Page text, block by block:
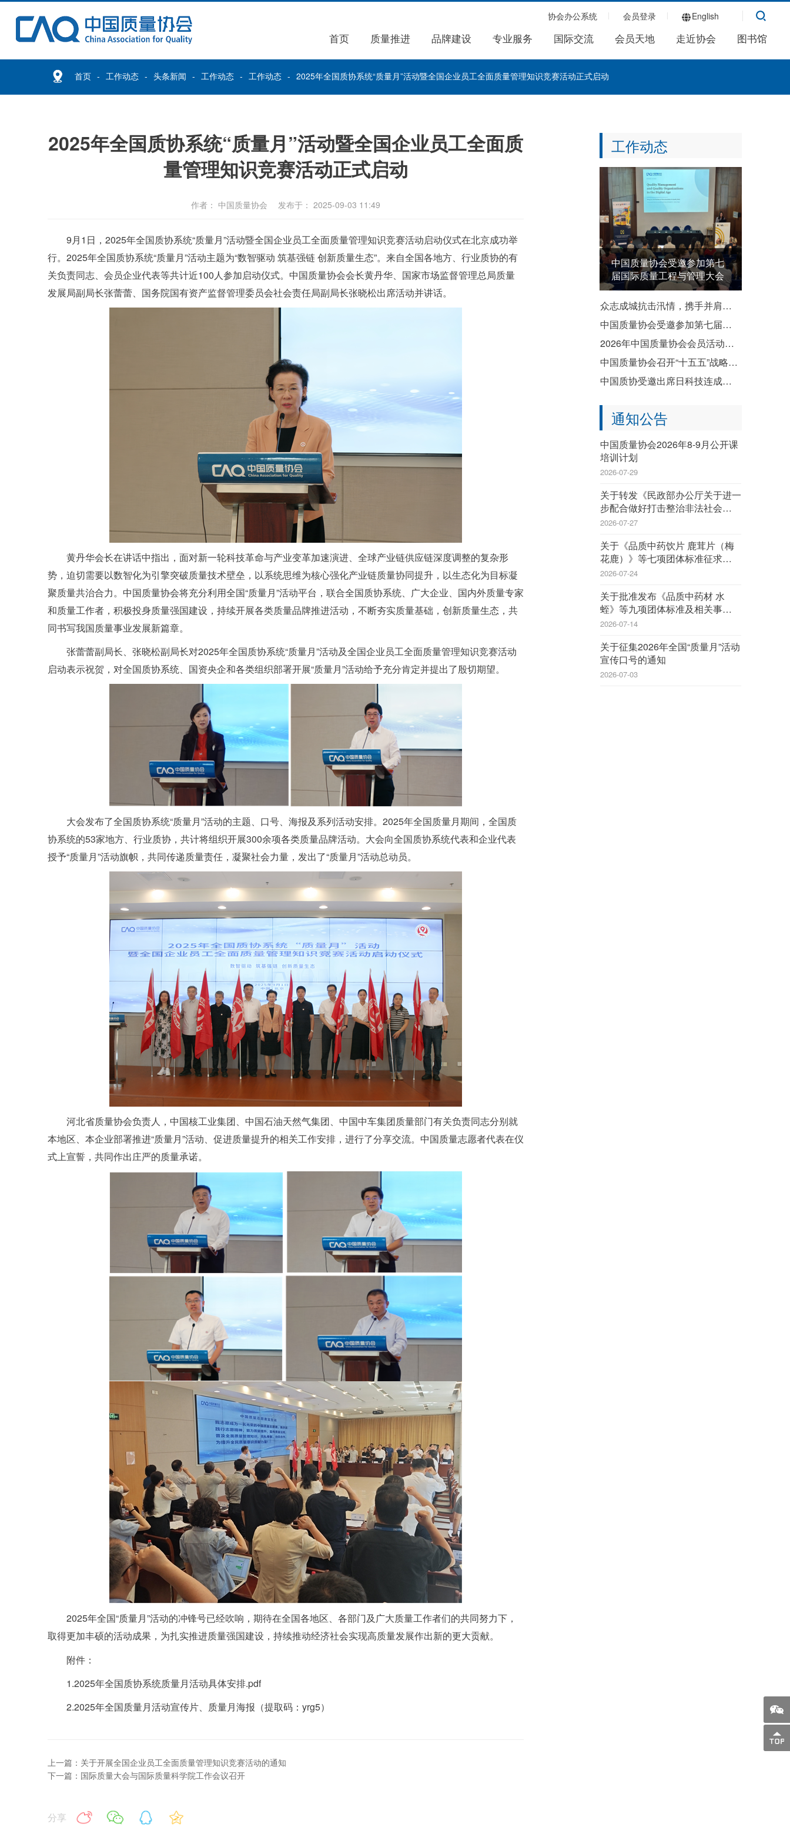
协会办公系统 会员登录 English
首页 质量推进 品牌建设 专业服务 国际交流 会员天地 走近协会 图书馆
首页 工作动态 头条新闻 工作动态 工作动态 2025年全国质协系统“质量月”活动暨全国企业员工全面质量管理知识竞赛活动正式启动
2025年全国质协系统“质量月”活动暨全国企业员工全面质
量管理知识竞赛活动正式启动
作者： 中国质量协会 发布于： 2025-09-03 11:49
9月1日，2025年全国质协系统“质量月”活动暨全国企业员工全面质量管理知识竞赛活动启动仪式在北京成功举
行。2025年全国质协系统“质量月”活动主题为“数智驱动 筑基强链 创新质量生态”。来自全国各地方、行业质协的有
关负责同志、会员企业代表等共计近100人参加启动仪式。中国质量协会会长黄丹华、国家市场监督管理总局质量
发展局副局长张蕾蕾、国务院国有资产监督管理委员会社会责任局副局长张晓松出席活动并讲话。
黄丹华会长在讲话中指出，面对新一轮科技革命与产业变革加速演进、全球产业链供应链深度调整的复杂形
势，迫切需要以数智化为引擎突破质量技术壁垒，以系统思维为核心强化产业链质量协同提升，以生态化为目标凝
聚质量共治合力。中国质量协会将充分利用全国“质量月”活动平台，联合全国质协系统、广大企业、国内外质量专家
和质量工作者，积极投身质量强国建设，持续开展各类质量品牌推进活动，不断夯实质量基础，创新质量生态，共
同书写我国质量事业发展新篇章。
张蕾蕾副局长、张晓松副局长对2025年全国质协系统“质量月”活动及全国企业员工全面质量管理知识竞赛活动
启动表示祝贺，对全国质协系统、国资央企和各类组织部署开展“质量月”活动给予充分肯定并提出了殷切期望。
大会发布了全国质协系统“质量月”活动的主题、口号、海报及系列活动安排。2025年全国质量月期间，全国质
协系统的53家地方、行业质协，共计将组织开展300余项各类质量品牌活动。大会向全国质协系统代表和企业代表
授予“质量月”活动旗帜，共同传递质量责任，凝聚社会力量，发出了“质量月”活动总动员。
河北省质量协会负责人，中国核工业集团、中国石油天然气集团、中国中车集团质量部门有关负责同志分别就
本地区、本企业部署推进“质量月”活动、促进质量提升的相关工作安排，进行了分享交流。中国质量志愿者代表在仪
式上宣誓，共同作出庄严的质量承诺。
2025年全国“质量月”活动的冲锋号已经吹响，期待在全国各地区、各部门及广大质量工作者们的共同努力下，
取得更加丰硕的活动成果，为扎实推进质量强国建设，持续推动经济社会实现高质量发展作出新的更大贡献。
附件：
1.2025年全国质协系统质量月活动具体安排.pdf
2.2025年全国质量月活动宣传片、质量月海报（提取码：yrg5）
上一篇：关于开展全国企业员工全面质量管理知识竞赛活动的通知
下一篇：国际质量大会与国际质量科学院工作会议召开
分享
工作动态
中国质量协会受邀参加第七
届国际质量工程与管理大会
众志成城抗击汛情，携手并肩共渡难关——致全国质协系统各成员单位防汛救灾倡议书
中国质量协会受邀参加第七届国际质量工程与管理大会
2026年中国质量协会会员活动暨企业质量文化建设推进交流活动成功举办
中国质量协会召开“十五五”战略规划宣贯会
中国质协受邀出席日科技连成立80周年纪念演讲会暨纪念祝贺会
通知公告
中国质量协会2026年8-9月公开课
培训计划
2026-07-29
关于转发《民政部办公厅关于进一
步配合做好打击整治非法社会组织
工作的通知》的通知
2026-07-27
关于《品质中药饮片 鹿茸片（梅
花鹿）》等七项团体标准征求意见
的函
2026-07-24
关于批准发布《品质中药材 水
蛭》等九项团体标准及相关事宜的
公告
2026-07-14
关于征集2026年全国“质量月”活动
宣传口号的通知
2026-07-03